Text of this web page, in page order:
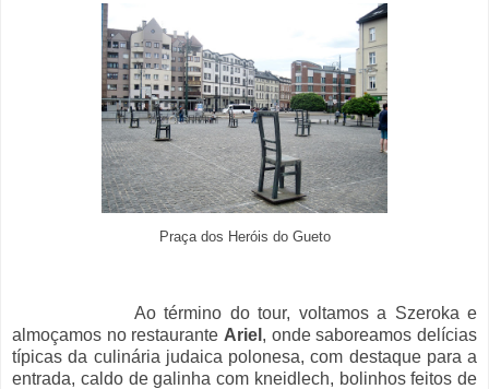
Praça dos Heróis do Gueto
Ao término do tour, voltamos a Szeroka e
almoçamos no restaurante Ariel , onde saboreamos delícias
típicas da culinária judaica polonesa, com destaque para a
entrada, caldo de galinha com kneidlech, bolinhos feitos de